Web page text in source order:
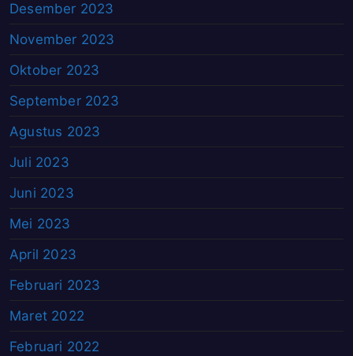
Desember 2023
November 2023
Oktober 2023
September 2023
Agustus 2023
Juli 2023
Juni 2023
Mei 2023
April 2023
Februari 2023
Maret 2022
Februari 2022